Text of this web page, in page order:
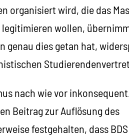
organisiert wird, die das
legitimieren wollen,
genau dies getan hat,
nach wie vor
Beitrag zur Auflösung des
festgehalten, dass